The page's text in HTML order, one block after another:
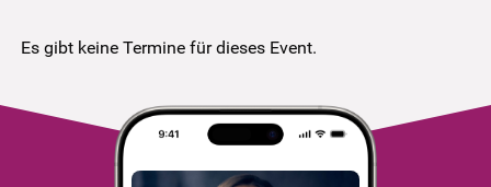
Es gibt keine Termine für dieses Event.